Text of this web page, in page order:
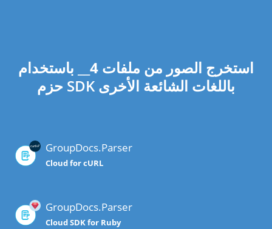
استخرج الصور من ملفات 4 __ باستخدام
حزم SDK باللغات الشائعة الأخرى
GroupDocs.Parser
Cloud for cURL
GroupDocs.Parser
Cloud SDK for Ruby